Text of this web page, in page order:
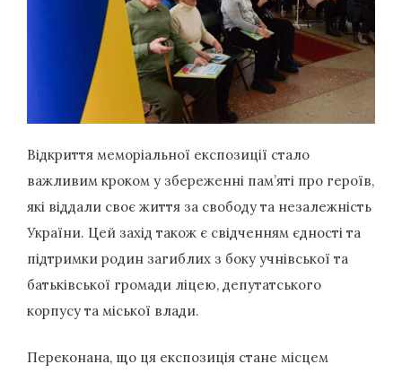
Відкриття меморіальної експозиції стало
важливим кроком у збереженні пам’яті про героїв,
які віддали своє життя за свободу та незалежність
України. Цей захід також є свідченням єдності та
підтримки родин загиблих з боку учнівської та
батьківської громади ліцею, депутатського
корпусу та міської влади.
Переконана, що ця експозиція стане місцем